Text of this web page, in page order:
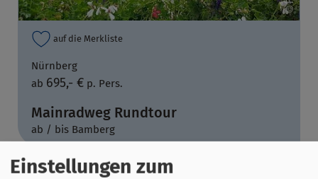
auf die Merkliste
Nürnberg
ab 695,- € p. Pers.
Mainradweg Rundtour
ab / bis Bamberg
Einstellungen zum